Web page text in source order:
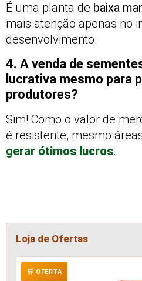
É uma planta de baixa
mais atenção apenas no
desenvolvimento.
4. A venda de
lucrativa mesmo para
produtores?
Sim! Como o valor de
é resistente, mesmo
gerar ótimos lucros.
Loja de Ofertas
🛒 OFERTA